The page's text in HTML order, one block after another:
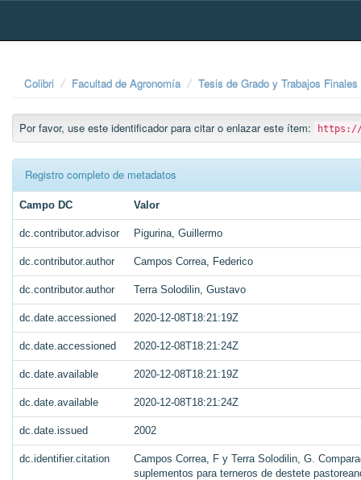
Skip
Colibri Facultad de Agronomía Tesis de Grado y Trabajos Finales
Por favor, use este identificador para citar o enlazar este ítem: https://
Registro completo de metadatos
Campo DC Valor
dc.contributor.advisor Pigurina, Guillermo
dc.contributor.author Campos Correa, Federico
dc.contributor.author Terra Solodilin, Gustavo
dc.date.accessioned 2020-12-08T18:21:19Z
dc.date.accessioned 2020-12-08T18:21:24Z
dc.date.available 2020-12-08T18:21:19Z
dc.date.available 2020-12-08T18:21:24Z
dc.date.issued 2002
dc.identifier.citation
Campos Correa, F y Terra Solodilin, G.
suplementos para terneros de destete